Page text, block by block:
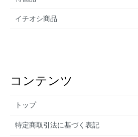
イチオシ商品
コンテンツ
トップ
特定商取引法に基づく表記